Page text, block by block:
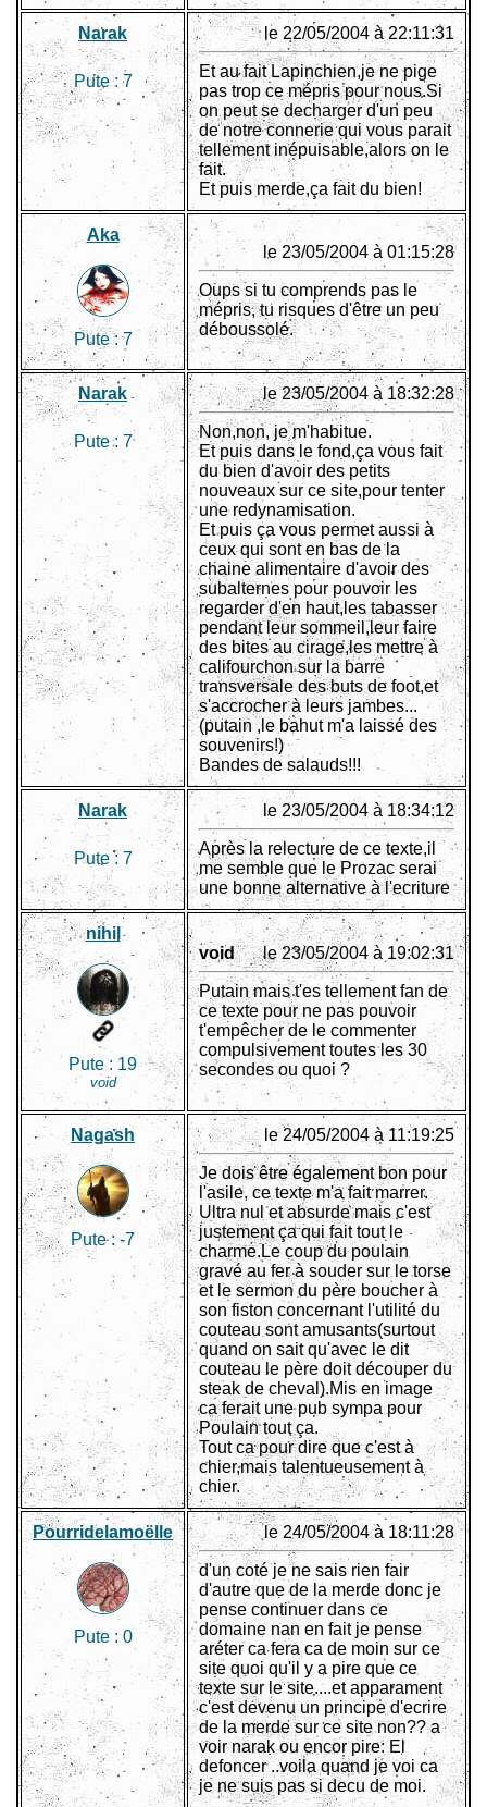
Narak
Pute : 7
le 22/05/2004 à 22:11:31
Et au fait Lapinchien,je ne pige
pas trop ce mépris pour nous.Si
on peut se decharger d'un peu
de notre connerie qui vous parait
tellement inépuisable,alors on le
fait.
Et puis merde,ça fait du bien!
Aka
Pute :7
le 23/05/2004 à 01:15:28
Oups si tu comprends pas le
mépris, tu risques d'être un peu
déboussolé.
Narak
Pute : 7
le 23/05/2004 à 18:32:28
Non,non, je m'habitue.
Et puis dans le fond,ça vous fait
du bien d'avoir des petits
nouveaux sur ce site,pour tenter
une redynamisation.
Et puis ça vous permet aussi à
ceux qui sont en bas de la
chaine alimentaire d'avoir des
subalternes pour pouvoir les
regarder d'en haut,les tabasser
pendant leur sommeil,leur faire
des bites au cirage,les mettre à
califourchon sur la barre
transversale des buts de foot,et
s'accrocher à leurs jambes...
(putain ,le bahut m'a laissé des
souvenirs!)
Bandes de salauds!!!
Narak
Pute :7
le 23/05/2004 à 18:34:12
Après la relecture de ce texte,il
me semble que le Prozac serai
une bonne alternative à l'ecriture
nihil
Pute : 19
void
void le 23/05/2004 à 19:02:31
Putain mais t'es tellement fan de
ce texte pour ne pas pouvoir
t'empêcher de le commenter
compulsivement toutes les 30
secondes ou quoi ?
Nagash
Pute : -7
le 24/05/2004 à 11:19:25
Je dois être également bon pour
l'asile, ce texte m'a fait marrer.
Ultra nul et absurde mais c'est
justement ça qui fait tout le
charme.Le coup du poulain
gravé au fer à souder sur le torse
et le sermon du père boucher à
son fiston concernant l'utilité du
couteau sont amusants(surtout
quand on sait qu'avec le dit
couteau le père doit découper du
steak de cheval).Mis en image
ca ferait une pub sympa pour
Poulain tout ça.
Tout ca pour dire que c'est à
chier,mais talentueusement à
chier.
Pourridelamoëlle
Pute :0
le 24/05/2004 à 18:11:28
d'un coté je ne sais rien fair
d'autre que de la merde donc je
pense continuer dans ce
domaine nan en fait je pense
aréter ca fera ca de moin sur ce
site quoi qu'il y a pire que ce
texte sur le site....et apparament
c'est devenu un principe d'ecrire
de la merde sur ce site non?? a
voir narak ou encor pire: El
defoncer ..voila quand je voi ca
je ne suis pas si decu de moi.